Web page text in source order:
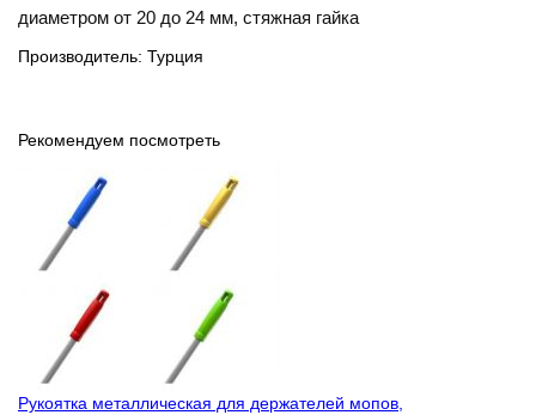
диаметром от 20 до 24 мм, стяжная гайка
Производитель: Турция
Рекомендуем посмотреть
Рукоятка металлическая для держателей мопов,